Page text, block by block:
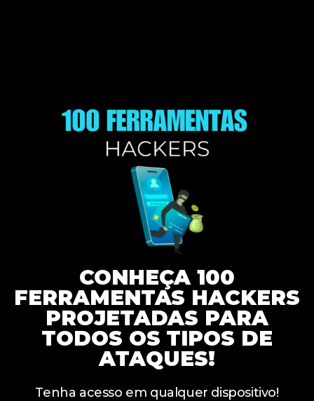
CONHEÇA 100
FERRAMENTAS HACKERS
PROJETADAS PARA
TODOS OS TIPOS DE
ATAQUES!
Tenha acesso em qualquer dispositivo!